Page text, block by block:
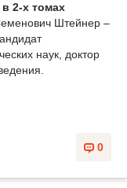
в 2-х томах
Штейнер –
наук, доктор
0